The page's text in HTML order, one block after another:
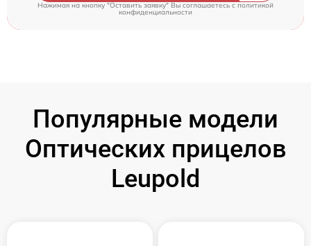
Нажимая на кнопку "Оставить заявку" Вы соглашаетесь c политикой
конфиденциальности
Популярные модели
Оптических прицелов
Leupold